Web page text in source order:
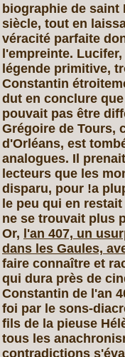
biographie de saint
siècle, tout en
véracité parfaite
l'empreinte.
légende primitive,
Constantin
dut en conclure
pouvait pas être
Grégoire de Tours,
d'Orléans, est
analogues. Il
lecteurs que les
disparu, pour !a
le peu qui en
ne se trouvait plus
Or, l'an 407, un
dans les Gaules,
faire connaître et
qui dura près de
Constantin de l'an
foi par le sons-
fils de la pieuse
tous les
contradictions